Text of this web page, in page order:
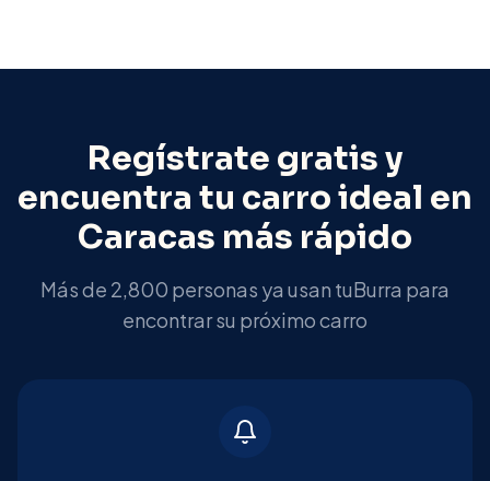
Regístrate gratis y
encuentra tu carro ideal en
Caracas más rápido
Más de 2,800 personas ya usan tuBurra para
encontrar su próximo carro